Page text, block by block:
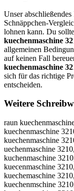
Unser
Schnäppchen-
lohnen kann. Du
kuechenmaschine
allgemeinen
auf keinen Fall
kuechenmaschine
sich für das richtige
entscheiden.
Weitere
raun kuechenmaschine 3210, baun kuechenmaschine 3210, brun kuechenmaschine 3210, bran kuechenmaschine 3210, brau kuechenmaschine 3210, braun kuechenmaschine 3210, braun uechenmaschine 3210, braun kechenmaschine 3210, braun kuchenmaschine 3210, braun kuehenmaschine 3210, braun kuecenmaschine 3210, braun kuechnmaschine 3210, braun kuechemaschine 3210, braun kuechenaschine 3210, braun kuechenmschine 3210, braun kuechenmachine 3210, braun kuechenmashine 3210, braun kuechenmascine 3210, braun kuechenmaschne 3210, braun kuechenmaschie 3210, braun kuechenmaschin 3210, braun kuechenmaschine 210, braun kuechenmaschine 310, braun kuechenmaschine 320, braun kuechenmaschine 321, bbraun kuechenmaschine 3210, brraun kuechenmaschine 3210, braaun kuechenmaschine 3210, brauun kuechenmaschine 3210, braunn kuechenmaschine 3210, braun kkuechenmaschine 3210, braun kuuechenmaschine 3210, braun kueechenmaschine 3210, braun kuecchenmaschine 3210, braun kuechhenmaschine 3210, braun kuecheenmaschine 3210, braun kuechennmaschine 3210, braun kuechenmmaschine 3210, braun kuechenmaaschine 3210, braun kuechenmasschine 3210, braun kuechenmascchine 3210, braun kuechenmaschhine 3210, braun kuechenmaschiine 3210, braun kuechenmaschinne 3210, braun kuechenmaschinee 3210, braun kuechenmaschine 33210, braun kuechenmaschine 32210, braun kuechenmaschine 32110, braun kuechenmaschine 32100, rbaun kuechenmaschine 3210, barun kuechenmaschine 3210, bruan kuechenmaschine 3210, branu kuechenmaschine 3210, brau nkuechenmaschine 3210, braunk uechenmaschine 3210, braun ukechenmaschine 3210, braun keuchenmaschine 3210, braun kucehenmaschine 3210, braun kuehcenmaschine 3210, braun kuecehnmaschine 3210, braun kuechnemaschine 3210, braun kuechemnaschine 3210, braun kuechenamschine 3210, braun kuechenmsachine 3210, braun kuechenmacshine 3210, braun kuechenmashcine 3210, braun kuechenmascihne 3210, braun kuechenmaschnie 3210, braun kuechenmaschien 3210, braun kuechenmaschin e3210, braun kuechenmaschine3 210, braun kuechenmaschine 2310, braun kuechenmaschine 3120, braun kuechenmaschine 3201, braunkuechenmaschine 3210, braun kuechenmaschine3210, raun kuechenmaschine 3210, vraun kuechenmaschine 3210, fraun kuechenmaschine 3210, graun kuechenmaschine 3210, hraun kuechenmaschine 3210, nraun kuechenmaschine 3210, beaun kuechenmaschine 3210, bdaun kuechenmaschine 3210, bfaun kuechenmaschine 3210, bgaun kuechenmaschine 3210, btaun kuechenmaschine 3210, b4aun kuechenmaschine 3210, b5aun kuechenmaschine 3210, brqun kuechenmaschine 3210, brwun kuechenmaschine 3210, brzun kuechenmaschine 3210, brxun kuechenmaschine 3210, brayn kuechenmaschine 3210, brahn kuechenmaschine 3210, brajn kuechenmaschine 3210, brakn kuechenmaschine 3210, brain kuechenmaschine 3210, bra7n kuechenmaschine 3210, bra8n kuechenmaschine 3210, brau kuechenmaschine 3210, braub kuechenmaschine 3210, braug kuechenmaschine 3210, brauh kuechenmaschine 3210, brauj kuechenmaschine 3210, braum kuechenmaschine 3210, braun uuechenmaschine 3210, braun juechenmaschine 3210, braun muechenmaschine 3210, braun luechenmaschine 3210, braun ouechenmaschine 3210, braun kyechenmaschine 3210, braun khechenmaschine 3210, braun kjechenmaschine 3210, braun kkechenmaschine 3210, braun kiechenmaschine 3210, braun k7echenmaschine 3210, braun k8echenmaschine 3210, braun kuwchenmaschine 3210, braun